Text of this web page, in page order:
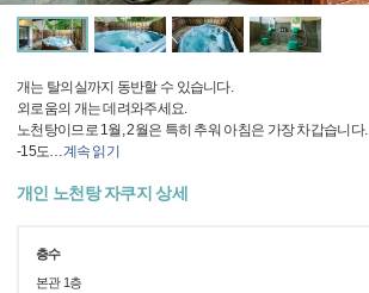
개는 탈의실까지 동반할 수 있습니다.
외로움의 개는 데려와주세요.
노천탕이므로 1월, 2월은 특히 추워 아침은 가장 차갑습니다.
-15도…계속 읽기
개인 노천탕 자쿠지 상세
층수
본관 1층